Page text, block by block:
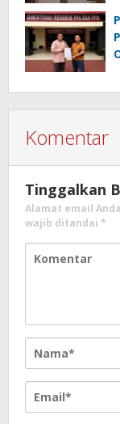
Komentar
Tinggalkan
Alamat email
wajib ditandai *